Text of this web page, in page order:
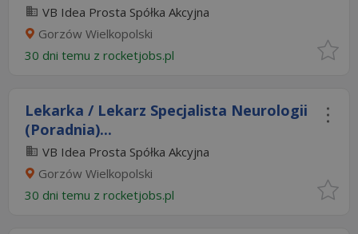
VB Idea Prosta Spółka Akcyjna
Gorzów Wielkopolski
30 dni temu z rocketjobs.pl
Lekarka / Lekarz Specjalista Neurologii
(Poradnia)...
VB Idea Prosta Spółka Akcyjna
Gorzów Wielkopolski
30 dni temu z rocketjobs.pl